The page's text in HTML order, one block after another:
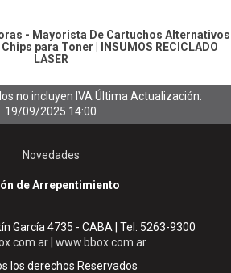
- Mayorista De Cartuchos Alternativos
Chips para Toner
INSUMOS RECICLADO
LASER
no incluyen IVA Última Actualización:
19/09/2025 14:00
Novedades
de Arrepentimiento
García 4735 - CABA | Tel: 5263-9300
www.bbox.com.ar
los derechos Reservados